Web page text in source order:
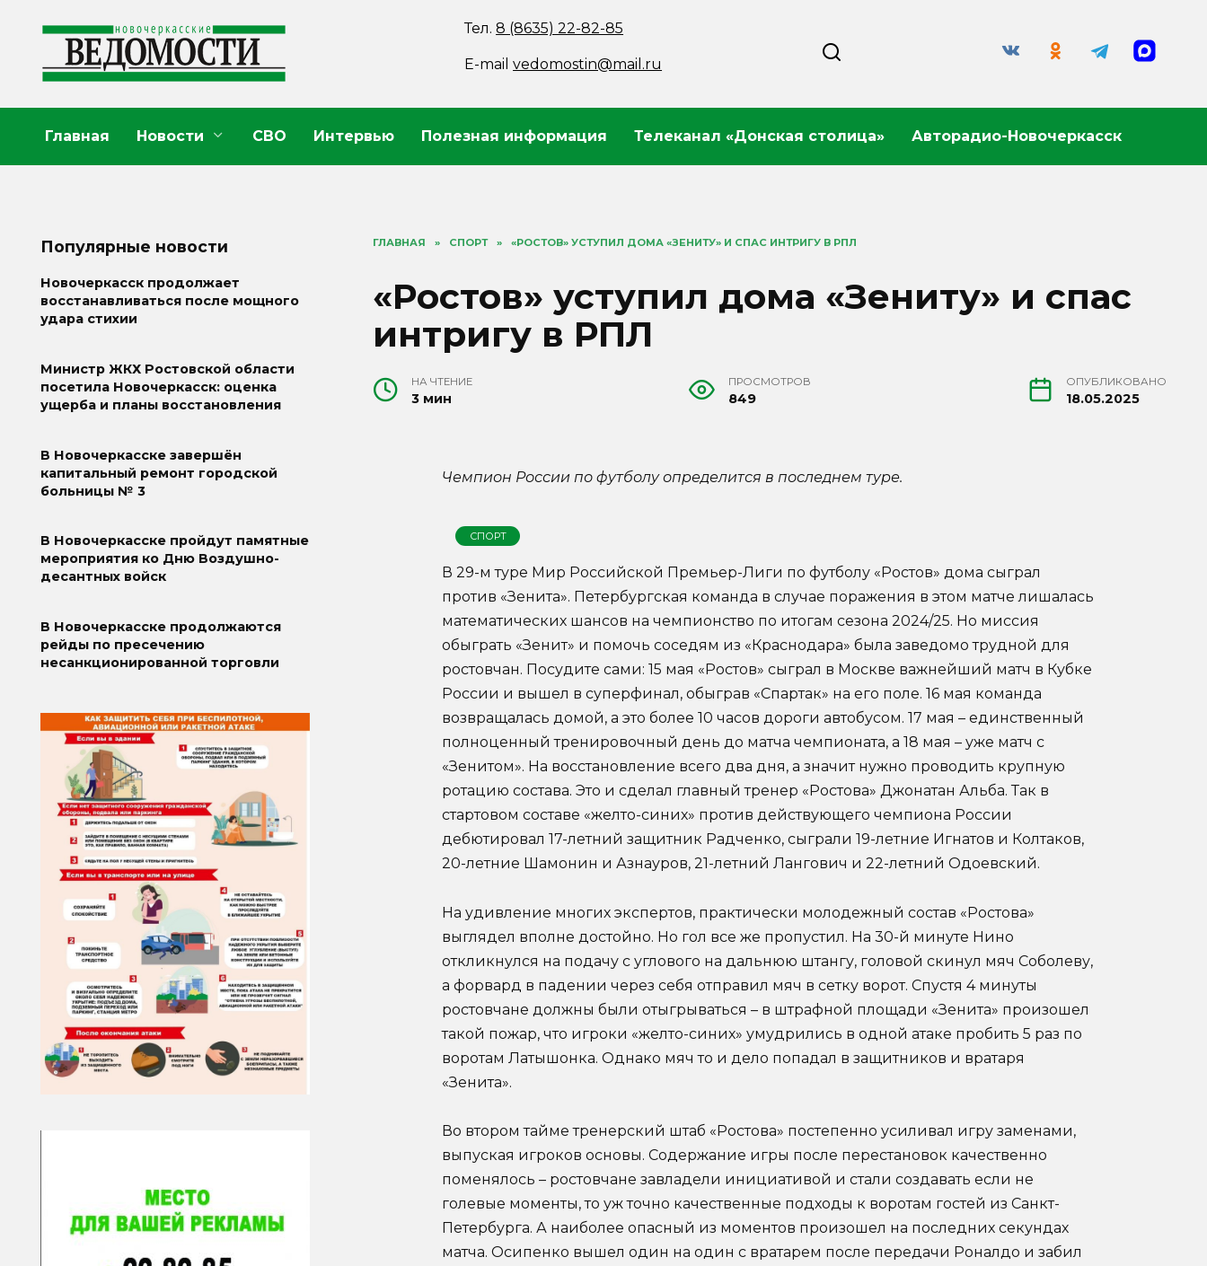
содержанию
Тел.8 (8635) 22-82-85
E-mailvedomostin@mail.ru
Главная Новости СВО Интервью Полезная информация Телеканал «Донская столица» Авторадио-Новочеркасск
ГЛАВНАЯ » СПОРТ » «РОСТОВ» УСТУПИЛ ДОМА «ЗЕНИТУ» И СПАС ИНТРИГУ В РПЛ
«Ростов» уступил дома «Зениту» и спас
интригу в РПЛ
НА ЧТЕНИЕ
3 мин
ПРОСМОТРОВ
849
ОПУБЛИКОВАНО
18.05.2025
Чемпион России по футболу определится в последнем туре.
СПОРТ
В 29-м туре Мир Российской Премьер-Лиги по футболу «Ростов» дома сыграл
против «Зенита». Петербургская команда в случае поражения в этом матче лишалась
математических шансов на чемпионство по итогам сезона 2024/25. Но миссия
обыграть «Зенит» и помочь соседям из «Краснодара» была заведомо трудной для
ростовчан. Посудите сами: 15 мая «Ростов» сыграл в Москве важнейший матч в Кубке
России и вышел в суперфинал, обыграв «Спартак» на его поле. 16 мая команда
возвращалась домой, а это более 10 часов дороги автобусом. 17 мая – единственный
полноценный тренировочный день до матча чемпионата, а 18 мая – уже матч с
«Зенитом». На восстановление всего два дня, а значит нужно проводить крупную
ротацию состава. Это и сделал главный тренер «Ростова» Джонатан Альба. Так в
стартовом составе «желто-синих» против действующего чемпиона России
дебютировал 17-летний защитник Радченко, сыграли 19-летние Игнатов и Колтаков,
20-летние Шамонин и Азнауров, 21-летний Лангович и 22-летний Одоевский.
На удивление многих экспертов, практически молодежный состав «Ростова»
выглядел вполне достойно. Но гол все же пропустил. На 30-й минуте Нино
откликнулся на подачу с углового на дальнюю штангу, головой скинул мяч Соболеву,
а форвард в падении через себя отправил мяч в сетку ворот. Спустя 4 минуты
ростовчане должны были отыгрываться – в штрафной площади «Зенита» произошел
такой пожар, что игроки «желто-синих» умудрились в одной атаке пробить 5 раз по
воротам Латышонка. Однако мяч то и дело попадал в защитников и вратаря
«Зенита».
Во втором тайме тренерский штаб «Ростова» постепенно усиливал игру заменами,
выпуская игроков основы. Содержание игры после перестановок качественно
поменялось – ростовчане завладели инициативой и стали создавать если не
голевые моменты, то уж точно качественные подходы к воротам гостей из Санкт-
Петербурга. А наиболее опасный из моментов произошел на последних секундах
матча. Осипенко вышел один на один с вратарем после передачи Роналдо и забил
Популярные новости
Новочеркасск продолжает
восстанавливаться после мощного
удара стихии
Министр ЖКХ Ростовской области
посетила Новочеркасск: оценка
ущерба и планы восстановления
В Новочеркасске завершён
капитальный ремонт городской
больницы № 3
В Новочеркасске пройдут памятные
мероприятия ко Дню Воздушно-
десантных войск
В Новочеркасске продолжаются
рейды по пресечению
несанкционированной торговли